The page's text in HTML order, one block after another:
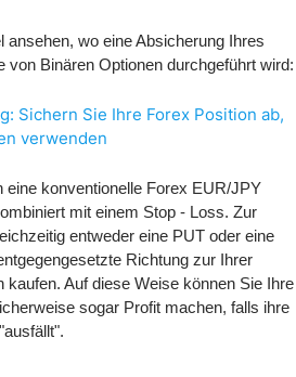
ansehen, wo eine Absicherung Ihres
von Binären Optionen durchgeführt wird:
eine konventionelle Forex EUR/JPY
mit einem Stop - Loss. Zur
entweder eine PUT oder eine
Richtung zur Ihrer
kaufen. Auf diese Weise können Sie Ihre
sogar Profit machen, falls ihre